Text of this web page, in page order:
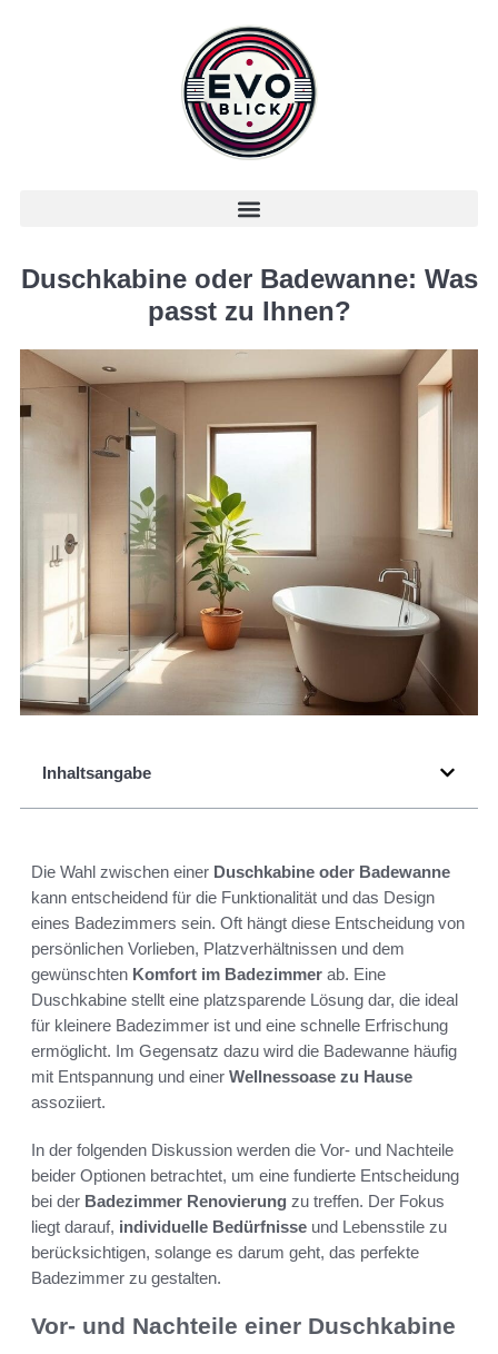
Duschkabine oder Badewanne: Was
passt zu Ihnen?
Inhaltsangabe
Die Wahl zwischen einer Duschkabine oder Badewanne
kann entscheidend für die Funktionalität und das Design
eines Badezimmers sein. Oft hängt diese Entscheidung von
persönlichen Vorlieben, Platzverhältnissen und dem
gewünschten Komfort im Badezimmer ab. Eine
Duschkabine stellt eine platzsparende Lösung dar, die ideal
für kleinere Badezimmer ist und eine schnelle Erfrischung
ermöglicht. Im Gegensatz dazu wird die Badewanne häufig
mit Entspannung und einer Wellnessoase zu Hause
assoziiert.
In der folgenden Diskussion werden die Vor- und Nachteile
beider Optionen betrachtet, um eine fundierte Entscheidung
bei der Badezimmer Renovierung zu treffen. Der Fokus
liegt darauf, individuelle Bedürfnisse und Lebensstile zu
berücksichtigen, solange es darum geht, das perfekte
Badezimmer zu gestalten.
Vor- und Nachteile einer Duschkabine